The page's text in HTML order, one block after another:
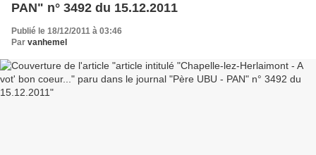
PAN" n° 3492 du 15.12.2011
Publié le 18/12/2011 à 03:46
Par vanhemel